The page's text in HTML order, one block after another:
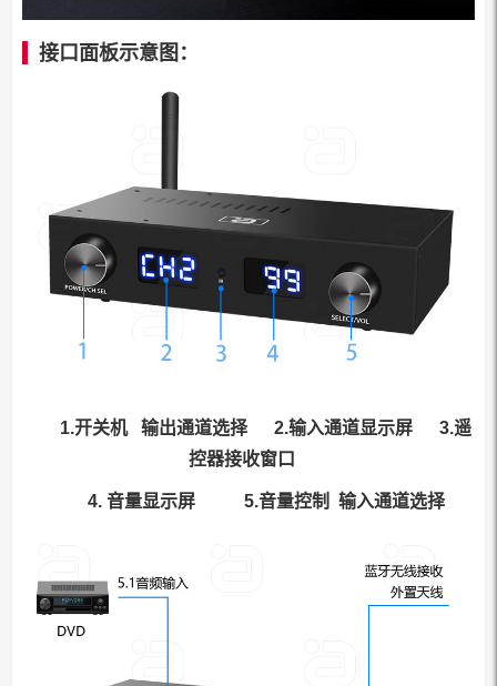
接口面板示意图：
1.开关机 输出通道选择 2.输入通道显示屏 3.遥
控器接收窗口
4. 音量显示屏 5.音量控制 输入通道选择